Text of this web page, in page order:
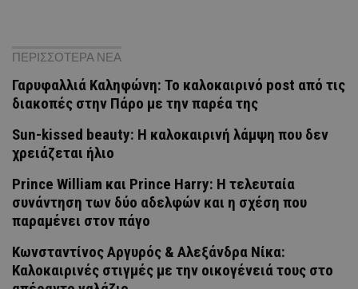
ΠΕΡΙΣΣΟΤΕΡΑ ΝΕΑ
Γαρυφαλλιά Καληφώνη: To καλοκαιρινό post από τις
διακοπές στην Πάρο με την παρέα της
Sun-kissed beauty: Η καλοκαιρινή λάμψη που δεν
χρειάζεται ήλιο
Prince William και Prince Harry: Η τελευταία
συνάντηση των δύο αδελφών και η σχέση που
παραμένει στον πάγο
Κωνσταντίνος Αργυρός & Αλεξάνδρα Νίκα:
Καλοκαιρινές στιγμές με την οικογένειά τους στο